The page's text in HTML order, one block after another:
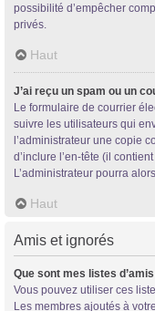
possibilité d’empêcher
privés.
Haut
J’ai reçu un spam ou un
Le formulaire de courrier
suivre les utilisateurs qui
l’administrateur une copie
d’inclure l’en-tête (il
L’administrateur pourra
Haut
Amis et ignorés
Que sont mes listes
Vous pouvez utiliser ces
Les membres ajoutés à